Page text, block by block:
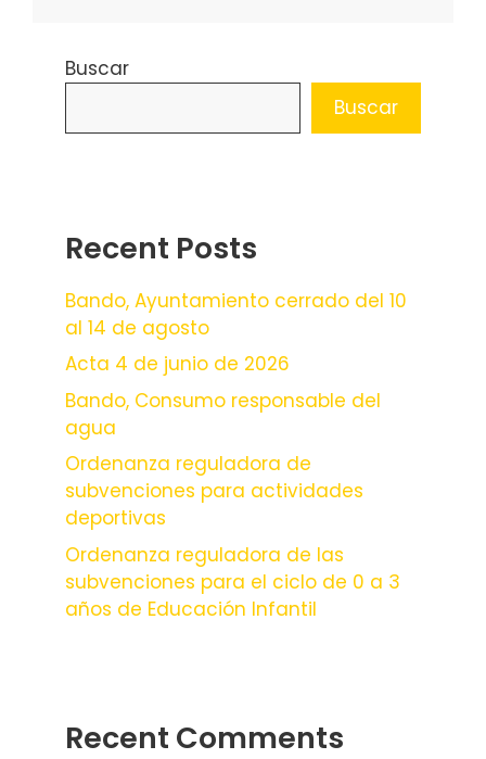
Buscar
Buscar
Recent Posts
Bando, Ayuntamiento cerrado del 10
al 14 de agosto
Acta 4 de junio de 2026
Bando, Consumo responsable del
agua
Ordenanza reguladora de
subvenciones para actividades
deportivas
Ordenanza reguladora de las
subvenciones para el ciclo de 0 a 3
años de Educación Infantil
Recent Comments